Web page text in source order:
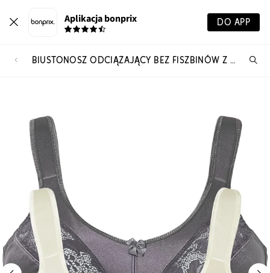
Aplikacja bonprix DO APP
BIUSTONOSZ ODCIĄŻAJĄCY BEZ FISZBINÓW Z WYŚCIEŁANYMI RAMIĄCZKAMI (2 SZT.)